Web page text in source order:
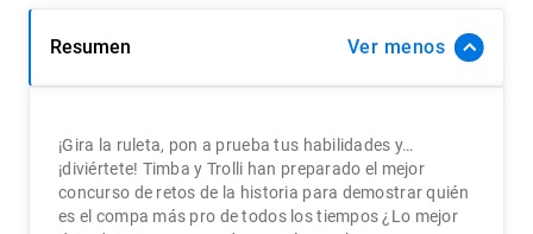
Resumen Ver
¡Gira la ruleta, pon a prueba tus habilidades y…
¡diviértete! Timba y Trolli han preparado el mejor
concurso de retos de la historia para demostrar quién
es el compa más pro de todos los tiempos ¿Lo mejor